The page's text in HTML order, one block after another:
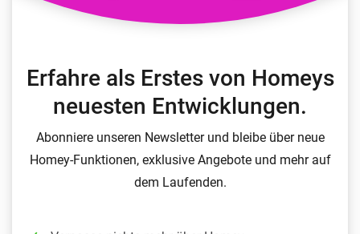
Erfahre als Erstes von Homeys
neuesten Entwicklungen.
Abonniere unseren Newsletter und bleibe über neue
Homey-Funktionen, exklusive Angebote und mehr auf
dem Laufenden.